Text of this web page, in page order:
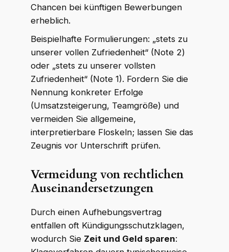
Chancen bei künftigen Bewerbungen
erheblich.
Beispielhafte Formulierungen: „stets zu
unserer vollen Zufriedenheit“ (Note 2)
oder „stets zu unserer vollsten
Zufriedenheit“ (Note 1). Fordern Sie die
Nennung konkreter Erfolge
(Umsatzsteigerung, Teamgröße) und
vermeiden Sie allgemeine,
interpretierbare Floskeln; lassen Sie das
Zeugnis vor Unterschrift prüfen.
Vermeidung von rechtlichen
Auseinandersetzungen
Durch einen Aufhebungsvertrag
entfallen oft Kündigungsschutzklagen,
wodurch Sie Zeit und Geld sparen: